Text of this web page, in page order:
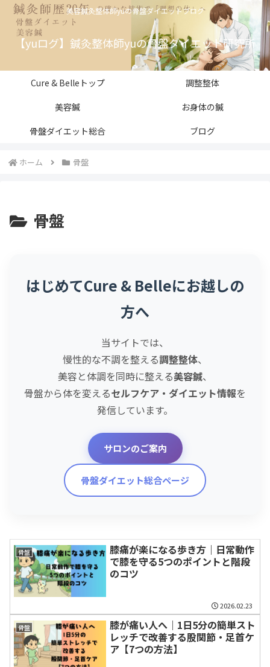
美容鍼灸整体師yuの骨盤ダイエットブログ
【yuログ】鍼灸整体師yuの骨盤ダイエット研究所
Cure & Belleトップ
調整整体
美容鍼
お身体の鍼
骨盤ダイエット総合
ブログ
ホーム 骨盤
骨盤
はじめてCure & Belleにお越しの
方へ
当サイトでは、
慢性的な不調を整える調整整体、
美容と体調を同時に整える美容鍼、
骨盤から体を変えるセルフケア・ダイエット情報を
発信しています。
サロンのご案内
骨盤ダイエット総合ページ
骨盤
膝痛が楽になる歩き方｜日常動作
で膝を守る5つのポイントと階段
のコツ
2026.02.23
骨盤
膝が痛い人へ｜1日5分の簡単スト
レッチで改善する股関節・足首ケ
ア【7つの方法】